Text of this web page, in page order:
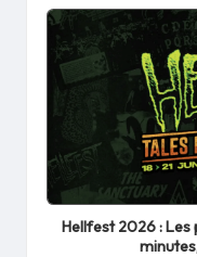
Posted
in
Hellfest 2026 : Les